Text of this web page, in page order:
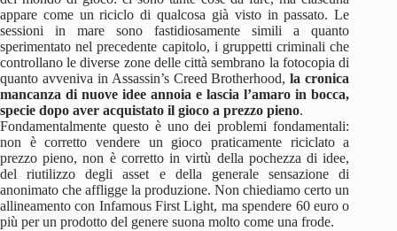
appare come un riciclo di qualcosa già visto in passato. Le
sessioni in mare sono fastidiosamente simili a quanto
sperimentato nel precedente capitolo, i gruppetti criminali che
controllano le diverse zone delle città sembrano la fotocopia di
quanto avveniva in Assassin’s Creed Brotherhood,la cronica
mancanza di nuove idee annoia e lascia l’amaro in bocca,
specie dopo aver acquistato il gioco a prezzo pieno.
Fondamentalmente questo è uno dei problemi fondamentali:
non è corretto vendere un gioco praticamente riciclato a
prezzo pieno, non è corretto in virtù della pochezza di idee,
del riutilizzo degli asset e della generale sensazione di
anonimato che affligge la produzione. Non chiediamo certo un
allineamento con Infamous First Light, ma spendere 60 euro o
più per un prodotto del genere suona molto come una frode.